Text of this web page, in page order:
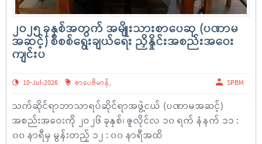
၂၀၂၅ ခုနှစ်အတွက် အမျိုးသားစာပေဆု (ပဏာမ
အဆင့်) စိစစ်ရွေးချယ်ရေး ညှိနှိုင်းအစည်းအဝေး
ကျင်းပ
10-Jul-2026 စာပေဗိမာန်, SPBM
သက်ဆိုင်ရာဘာသာရပ်ဆိုင်ရာအဖွဲ့ငယ် (ပဏာမအဆင့်)
အစည်းအဝေးကို ၂ဝ၂၆ ခုနှစ်၊ ဇူလိုင်လ ၁၀ ရက် နံနက် ၁၁ :
၀၀ နာရီမှ မွန်းတည့် ၁၂ : ၀၀ နာရီအထိ